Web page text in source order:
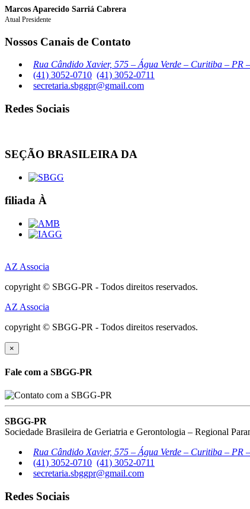
Marcos Aparecido Sarriá Cabrera
Atual Presidente
Nossos Canais de Contato
Rua Cândido Xavier, 575 – Água Verde – Curitiba – PR
(41) 3052-0710 (41) 3052-0711
secretaria.sbggpr@gmail.com
Redes Sociais
SEÇÃO BRASILEIRA DA
filiada À
AZ Associa
copyright © SBGG-PR - Todos direitos reservados.
AZ Associa
copyright © SBGG-PR - Todos direitos reservados.
×
Fale com a SBGG-PR
SBGG-PR
Sociedade Brasileira de Geriatria e Gerontologia – Regional
Rua Cândido Xavier, 575 – Água Verde – Curitiba – PR
(41) 3052-0710 (41) 3052-0711
secretaria.sbggpr@gmail.com
Redes Sociais